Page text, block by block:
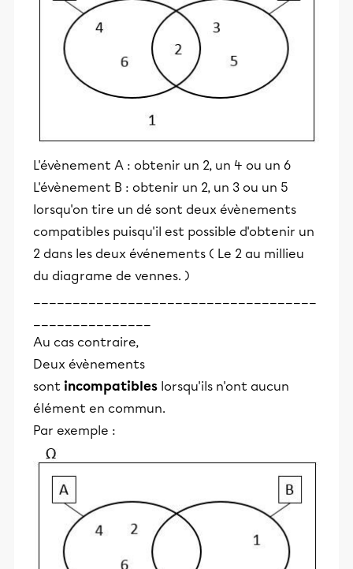
L'évènement A : obtenir un 2, un 4 ou un 6
L'évènement B : obtenir un 2, un 3 ou un 5
lorsqu'on tire un dé sont deux évènements
compatibles puisqu'il est possible d'obtenir un
2 dans les deux événements ( Le 2 au millieu
du diagrame de vennes. )
Au cas contraire,
Deux évènements
sont incompatibles lorsqu'ils n'ont aucun
élément en commun.
Par exemple :